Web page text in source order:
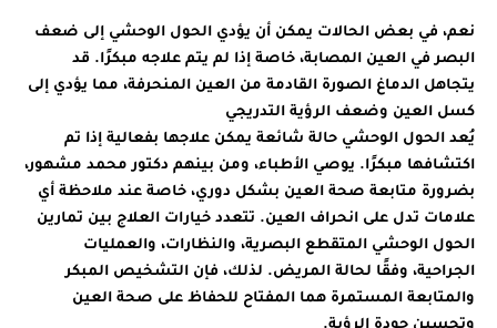
نعم، في بعض الحالات يمكن أن يؤدي الحول الوحشي إلى ضعف
البصر في العين المصابة، خاصة إذا لم يتم علاجه مبكرًا. قد
يتجاهل الدماغ الصورة القادمة من العين المنحرفة، مما يؤدي إلى
كسل العين وضعف الرؤية التدريجي
يُعد الحول الوحشي حالة شائعة يمكن علاجها بفعالية إذا تم
اكتشافها مبكرًا. يوصي الأطباء، ومن بينهم دكتور محمد مشهور،
بضرورة متابعة صحة العين بشكل دوري، خاصة عند ملاحظة أي
علامات تدل على انحراف العين. تتعدد خيارات العلاج بين تمارين
الحول الوحشي المتقطع البصرية، والنظارات، والعمليات
الجراحية، وفقًا لحالة المريض. لذلك، فإن التشخيص المبكر
والمتابعة المستمرة هما المفتاح للحفاظ على صحة العين